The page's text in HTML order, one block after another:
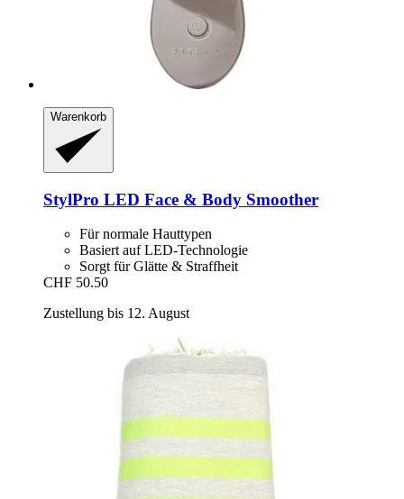
Warenkorb
StylPro LED Face & Body Smoother
Für normale Hauttypen
Basiert auf LED-Technologie
Sorgt für Glätte & Straffheit
CHF 50.50
Zustellung bis 12. August